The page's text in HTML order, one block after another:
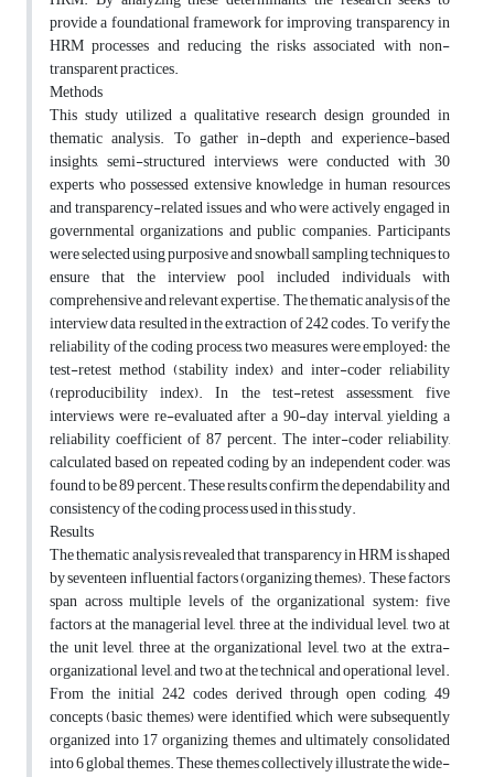
provide a foundational framework for improving transparency in
HRM processes and reducing the risks associated with non-
transparent practices.
Methods
This study utilized a qualitative research design grounded in
thematic analysis. To gather in-depth and experience-based
insights, semi-structured interviews were conducted with 30
experts who possessed extensive knowledge in human resources
and transparency-related issues and who were actively engaged in
governmental organizations and public companies. Participants
were selected using purposive and snowball sampling techniques to
ensure that the interview pool included individuals with
comprehensive and relevant expertise. The thematic analysis of the
interview data resulted in the extraction of 242 codes. To verify the
reliability of the coding process, two measures were employed: the
test-retest method (stability index) and inter-coder reliability
(reproducibility index). In the test-retest assessment, five
interviews were re-evaluated after a 90-day interval, yielding a
reliability coefficient of 87 percent. The inter-coder reliability,
calculated based on repeated coding by an independent coder, was
found to be 89 percent. These results confirm the dependability and
consistency of the coding process used in this study.
Results
The thematic analysis revealed that transparency in HRM is shaped
by seventeen influential factors (organizing themes). These factors
span across multiple levels of the organizational system: five
factors at the managerial level, three at the individual level, two at
the unit level, three at the organizational level, two at the extra-
organizational level, and two at the technical and operational level.
From the initial 242 codes derived through open coding, 49
concepts (basic themes) were identified, which were subsequently
organized into 17 organizing themes and ultimately consolidated
into 6 global themes. These themes collectively illustrate the wide-